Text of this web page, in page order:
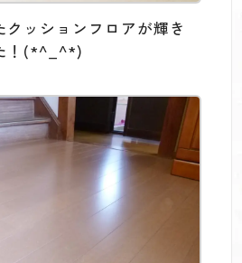
ッションフロアが輝き
！(*^_^*)